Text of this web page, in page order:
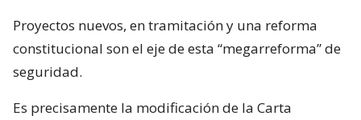
Proyectos nuevos, en tramitación y una reforma
constitucional son el eje de esta “megarreforma” de
seguridad.
Es precisamente la modificación de la Carta